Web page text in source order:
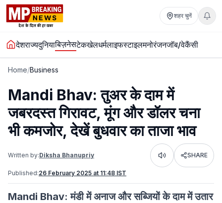
शहर चुनें
देशराज्यदुनियाबिज़नेसटेकखेलधर्मलाइफस्टाइलमनोरंजनजॉब/वेकैंसी
Home/Business
Mandi Bhav: तुअर के दाम में
जबरदस्त गिरावट, मूंग और डॉलर चना
भी कमजोर, देखें बुधवार का ताजा भाव
Written by:Diksha Bhanupriy Listen SHARE
Published:26 February 2025 at 11:48 IST
Mandi Bhav: मंडी में अनाज और सब्जियों के दाम में उतार